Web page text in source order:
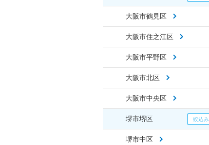
大阪市鶴見区
大阪市住之江区
大阪市平野区
大阪市北区
大阪市中央区
堺市堺区
堺市中区